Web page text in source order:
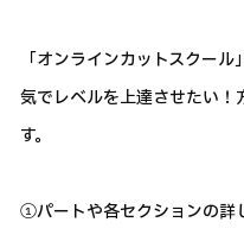
「オンラインカットスクー
気でレベルを上達させたい！
す。
①パートや各セクションの詳